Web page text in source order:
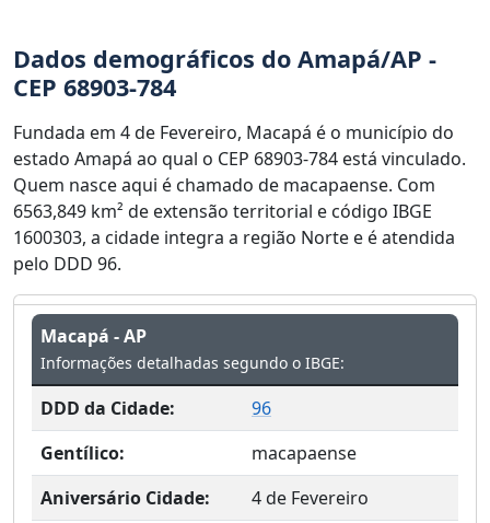
Dados demográficos do Amapá/AP -
CEP 68903-784
Fundada em 4 de Fevereiro, Macapá é o município do
estado Amapá ao qual o CEP 68903-784 está vinculado.
Quem nasce aqui é chamado de macapaense. Com
6563,849 km² de extensão territorial e código IBGE
1600303, a cidade integra a região Norte e é atendida
pelo DDD 96.
Macapá - AP
Informações detalhadas segundo o IBGE:
DDD da Cidade:
96
Gentílico:
macapaense
Aniversário Cidade:
4 de Fevereiro